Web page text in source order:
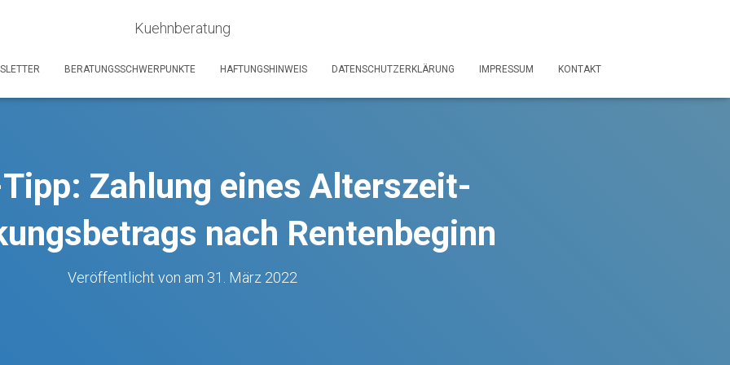
Kuehnberatung
BERATUNGSSCHWERPUNKTE HAFTUNGSHINWEIS DATENSCHUTZERKLÄRUNG IMPRESSUM KONTAKT
Zahlung eines Alterszeit-
nach Rentenbeginn
Veröffentlicht von am 31. März 2022